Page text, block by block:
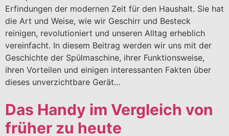
Erfindungen der modernen Zeit für den Haushalt. Sie hat
die Art und Weise, wie wir Geschirr und Besteck
reinigen, revolutioniert und unseren Alltag erheblich
vereinfacht. In diesem Beitrag werden wir uns mit der
Geschichte der Spülmaschine, ihrer Funktionsweise,
ihren Vorteilen und einigen interessanten Fakten über
dieses unverzichtbare Gerät…
Das Handy im Vergleich von
früher zu heute